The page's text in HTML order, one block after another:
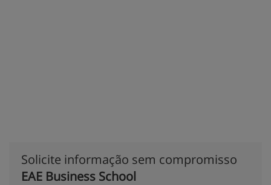
Solicite informação sem compromisso
EAE Business School